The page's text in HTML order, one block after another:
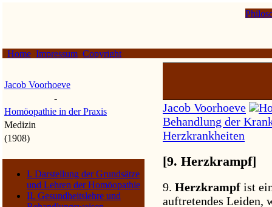
Home Impressum Copyright
Jacob Voorhoeve
-
Homöopathie in der Praxis
Medizin
(1908)
I. Darstellung der Grundsätze
und Lehren der Homöopathie
II. Gesundheitslehre und
Jacob Voorhoeve
Behandlung der
Herzkrankheiten
[9. Herzkrampf]
9. Herzkrampf ist
auftretendes Leiden,